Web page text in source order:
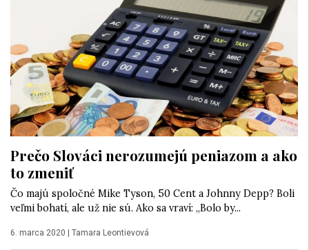
Prečo Slováci nerozumejú peniazom a ako
to zmeniť
Čo majú spoločné Mike Tyson, 50 Cent a Johnny Depp? Boli
veľmi bohatí, ale už nie sú. Ako sa vraví: „Bolo by...
6. marca 2020 | Tamara Leontievová